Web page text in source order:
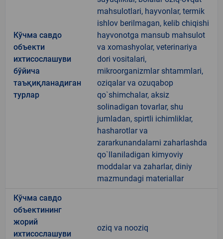
Кўчма савдо
объекти
ихтисослашуви
бўйича
таъқиқланадиган
турлар
mahsulotlari, hayvonlar, termik
ishlov berilmagan, kelib chiqishi
hayvonotga mansub mahsulot
va xomashyolar, veterinariya
dori vositalari,
mikroorganizmlar shtammlari,
oziqalar va ozuqabop
qo`shimchalar, aksiz
solinadigan tovarlar, shu
jumladan, spirtli ichimliklar,
hasharotlar va
zararkunandalarni zaharlashda
qo`llaniladigan kimyoviy
moddalar va zaharlar, diniy
mazmundagi materiallar
Кўчма савдо
объектининг
жорий
ихтисослашуви
oziq va nooziq